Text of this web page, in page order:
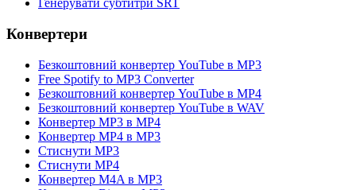
Генерувати субтитри SRT
Конвертери
Безкоштовний конвертер YouTube в MP3
Free Spotify to MP3 Converter
Безкоштовний конвертер YouTube в MP4
Безкоштовний конвертер YouTube в WAV
Конвертер MP3 в MP4
Конвертер MP4 в MP3
Стиснути MP3
Стиснути MP4
Конвертер M4A в MP3